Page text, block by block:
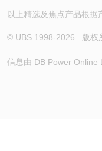
以上精选及焦点产品根
© UBS 1998-2026 . 版权
信息由 DB Power Online